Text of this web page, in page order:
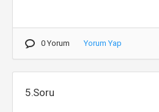
0 Yorum Yorum Yap
5.Soru